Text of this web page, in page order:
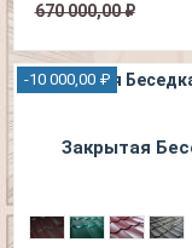
670 000,00 ₽
-10 000,00 ₽
Закрытая